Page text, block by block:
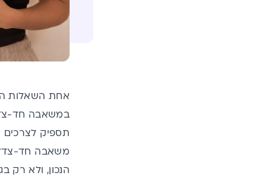
אחת השאלות
במשאבה חד-
תספיק לצרכים
משאבה חד-
הנכון, ולא רק